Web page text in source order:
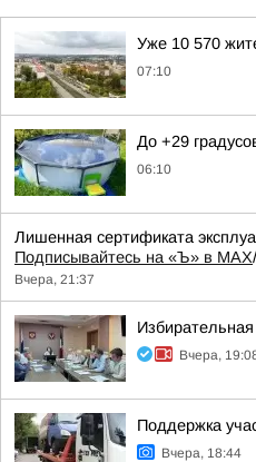
Уже 10 570
07:10
До +29
06:10
Лишенная сертификата
Подписывайтесь на «Ъ» в MAX
Вчера, 21:37
Вчера,
Поддержка
Вчера, 18:44